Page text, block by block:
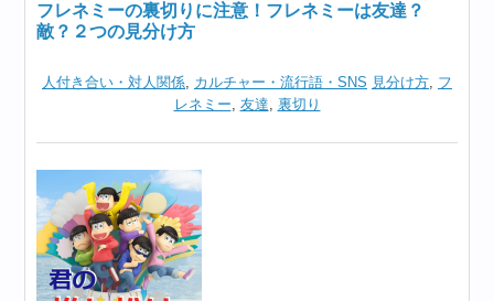
フレネミーの裏切りに注意！フレネミーは友達？
敵？２つの見分け方
人付き合い・対人関係, カルチャー・流行語・SNS 見分け方, フ
レネミー, 友達, 裏切り